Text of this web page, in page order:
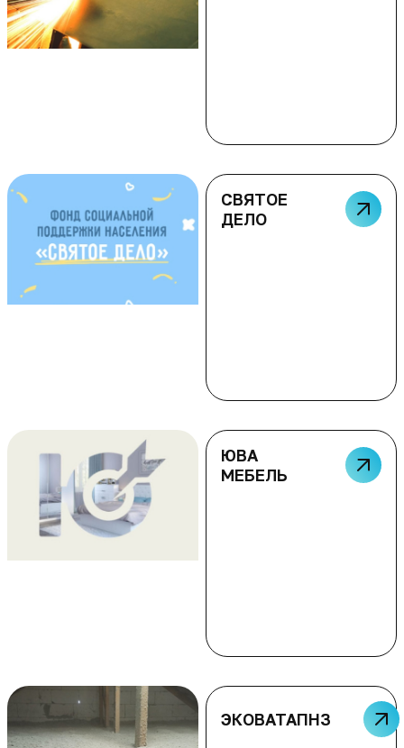
СВЯТОЕ
ДЕЛО
ЮВА
МЕБЕЛЬ
ЭКОВАТАПНЗ